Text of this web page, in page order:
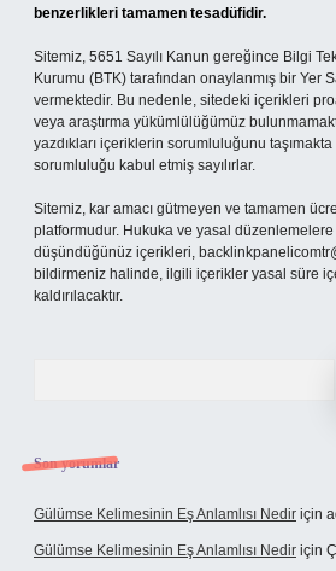
benzerlikleri tamamen tesadüfidir.
Sitemiz, 5651 Sayılı Kanun gereğince Bilgi
Kurumu (BTK) tarafından onaylanmış bir Yer
vermektedir. Bu nedenle, sitedeki içerikleri
veya araştırma yükümlülüğümüz
yazdıkları içeriklerin sorumluluğunu
sorumluluğu kabul etmiş sayılırlar.
Sitemiz, kar amacı gütmeyen ve tamamen
platformudur. Hukuka ve yasal düzenlemelere
düşündüğünüz içerikleri,
bildirmeniz halinde, ilgili içerikler yasal süre
kaldırılacaktır.
Son yorumlar
Gülümse Kelimesinin Eş Anlamlısı Nedir için
Gülümse Kelimesinin Eş Anlamlısı Nedir için